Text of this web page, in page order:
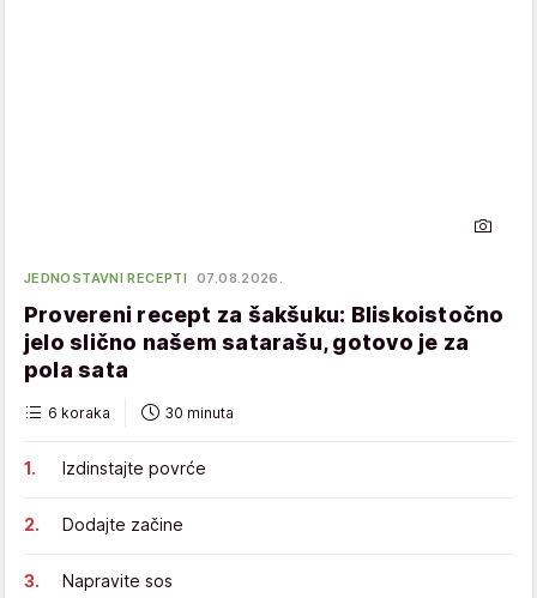
JEDNOSTAVNI RECEPTI 07.08.2026.
Provereni recept za šakšuku: Bliskoistočno
jelo slično našem satarašu, gotovo je za
pola sata
6 koraka 30 minuta
Izdinstajte povrće
Dodajte začine
Napravite sos